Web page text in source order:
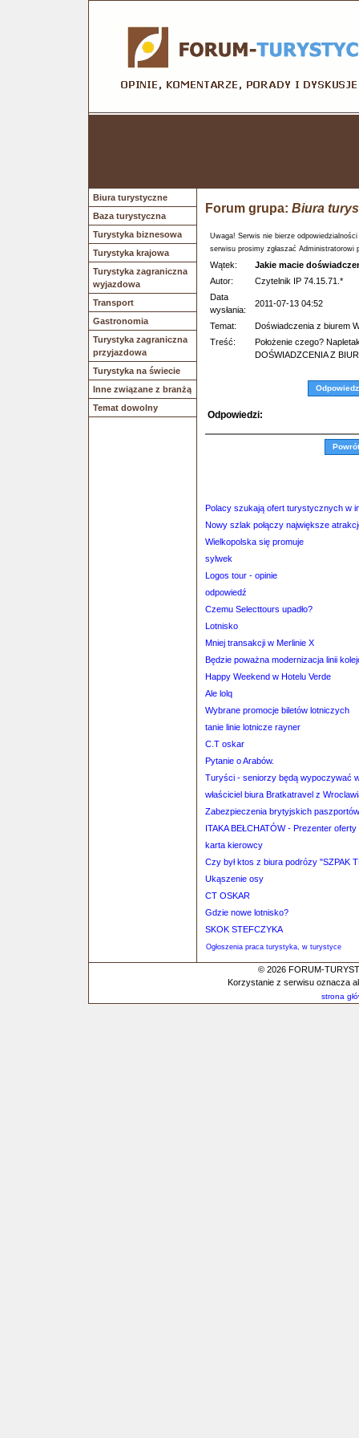
Biura turystyczne
Baza turystyczna
Turystyka biznesowa
Turystyka krajowa
Turystyka zagraniczna
wyjazdowa
Transport
Gastronomia
Turystyka zagraniczna
przyjazdowa
Turystyka na świecie
Inne związane z branżą
Temat dowolny
Forum grupa: Biura
Uwaga! Serwis nie bierze
serwisu prosimy zgłaszać Administratorowi
Wątek:
Jakie macie
Autor:
Czytelnik IP 74.15.71.*
Data
wysłania:
2011-07-13 04:52
Temat:
Doświadczenia z biurem
Treść:
Położenie czego?
DOŚWIADZCENIA Z
Odpowiedz
Odpowiedzi:
Polacy szukają ofert turystycznych w
Nowy szlak połączy największe
Wielkopolska się promuje
sylwek
Logos tour - opinie
odpowiedź
Czemu Selecttours upadło?
Lotnisko
Mniej transakcji w Merlinie X
Będzie poważna modernizacja linii
Happy Weekend w Hotelu Verde
Ale lolq
Wybrane promocje biletów lotniczych
tanie linie lotnicze rayner
C.T oskar
Pytanie o Arabów.
Turyści - seniorzy będą wypoczywać
właściciel biura Bratkatravel z
Zabezpieczenia brytyjskich
ITAKA BEŁCHATÓW - Prezenter
karta kierowcy
Czy był ktos z biura podrózy "SZPAK
Ukąszenie osy
CT OSKAR
Gdzie nowe lotnisko?
SKOK STEFCZYKA
Ogłoszenia praca turystyka, w turystyce
© 2026 FORUM-
Korzystanie z serwisu oznacza
strona